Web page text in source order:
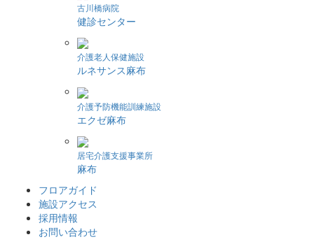
古川橋病院
健診センター
介護老人保健施設
ルネサンス麻布
介護予防機能訓練施設
エクゼ麻布
居宅介護支援事業所
麻布
フロアガイド
施設アクセス
採用情報
お問い合わせ